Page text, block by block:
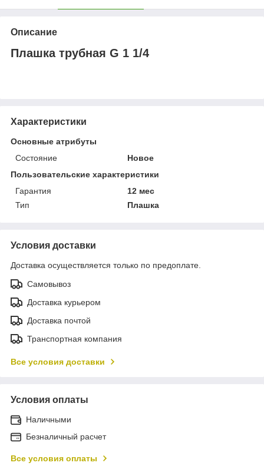
Описание
Плашка трубная G 1 1/4
Характеристики
Основные атрибуты
Состояние
Новое
Пользовательские характеристики
Гарантия
12 мес
Тип
Плашка
Условия доставки
Доставка осуществляется только по предоплате.
Самовывоз
Доставка курьером
Доставка почтой
Транспортная компания
Все условия доставки
Условия оплаты
Наличными
Безналичный расчет
Все условия оплаты